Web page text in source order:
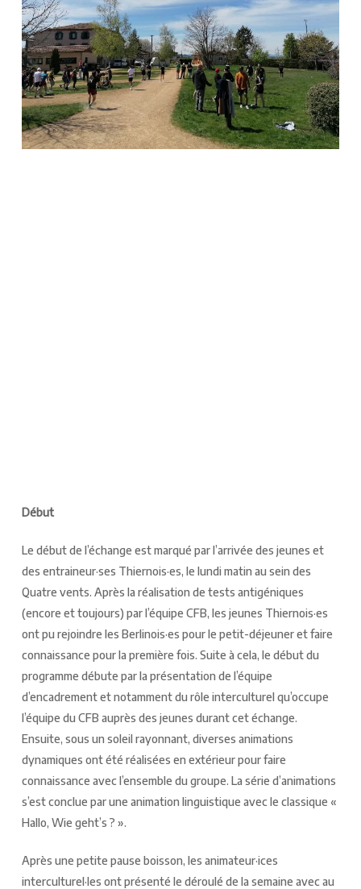
Début
Le début de l’échange est marqué par l’arrivée des jeunes et
des entraineur·ses Thiernois·es, le lundi matin au sein des
Quatre vents. Après la réalisation de tests antigéniques
(encore et toujours) par l’équipe CFB, les jeunes Thiernois·es
ont pu rejoindre les Berlinois·es pour le petit-déjeuner et faire
connaissance pour la première fois. Suite à cela, le début du
programme débute par la présentation de l’équipe
d’encadrement et notamment du rôle interculturel qu’occupe
l’équipe du CFB auprès des jeunes durant cet échange.
Ensuite, sous un soleil rayonnant, diverses animations
dynamiques ont été réalisées en extérieur pour faire
connaissance avec l’ensemble du groupe. La série d’animations
s’est conclue par une animation linguistique avec le classique «
Hallo, Wie geht’s ? ».
Après une petite pause boisson, les animateur·ices
interculturel·les ont présenté le déroulé de la semaine avec au